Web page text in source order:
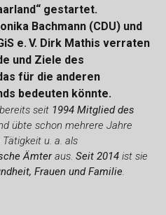
gestartet.
Bachmann (CDU) und
e. V. Dirk Mathis verraten
und Ziele des
für die anderen
bedeuten könnte.
seit 1994 Mitglied des
übte schon mehrere Jahre
u. a. als
Ämteraus.Seit 2014 ist sie
Frauen und Familie.